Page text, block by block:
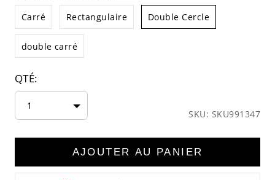
Carré Rectangulaire Double Cercle
double carré
QTÉ:
1
SKU: SKU991347
AJOUTER AU PANIER